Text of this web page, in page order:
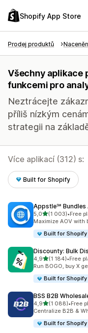
Shopify App Store
Prodej produktů
Všechny aplikace
funkcemi pro
Neztrácejte
příliš nízkým
strategii na
Více aplikací (312) s:
Built for Shopify
Appstle℠ Bundles
5,0z 5 hvězd
(1 003)
Celkový počet
•Free
Maximize AOV with
Built for Shopify
Discounty: Bulk
4,9z 5 hvězd
(1 184)
Celkový počet
•Free
Run BOGO, buy X
Built for Shopify
BSS B2B
4,9z 5 hvězd
(1 088)
Celkový počet
•Free
Centralize B2B &
Built for Shopify